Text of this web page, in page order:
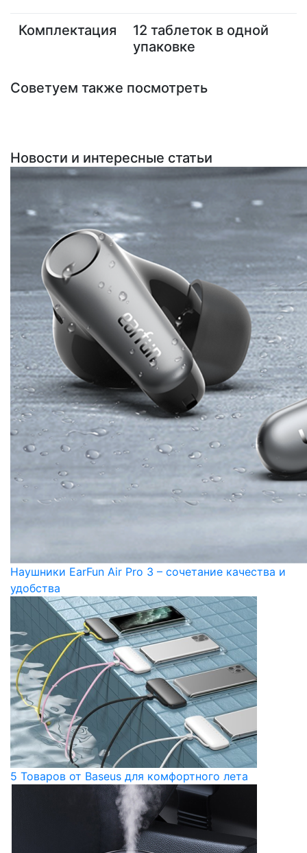
Комплектация
12 таблеток в одной
упаковке
Советуем также посмотреть
Новости и интересные статьи
Наушники EarFun Air Pro 3 – сочетание качества и
удобства
5 Товаров от Baseus для комфортного лета